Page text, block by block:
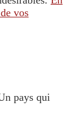
vos
pays qui